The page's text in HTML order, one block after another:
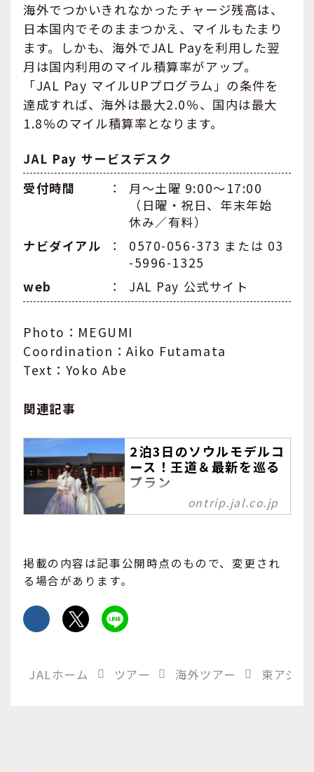
海外でつかいきれなかったチャージ残高は、
日本国内でそのままつかえ、マイルもたまり
ます。しかも、海外でJAL Payを利用した翌
月は国内利用のマイル積算率がアップ。
「JAL Pay マイルUPプログラム」の条件を
達成すれば、海外は最大2.0％、国内は最大
1.8%のマイル積算率となります。
JAL Pay サービスデスク
受付時間
：
月～土曜 9:00～17:00
（日曜・祝日、年末年始
休み／有料）
ナビダイアル
：
0570-056-373 または 03
-5996-1325
web
： JAL Pay 公式サイト
Photo：MEGUMI
Coordination：Aiko Futamata
Text：Yoko Abe
関連記事
2泊3日のソウルモデルコ
ース！王道＆最新を巡る
プラン
グルメもショッピングも満
喫できる人気スポットを詰
スをご提案します。
ontrip.jal.co.jp
掲載の内容は記事公開時点のもので、変更され
る場合があります。
JALホーム ツアー 海外ツアー 東アジ